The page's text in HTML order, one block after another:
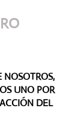
NOSOTROS,
UNO POR
DEL